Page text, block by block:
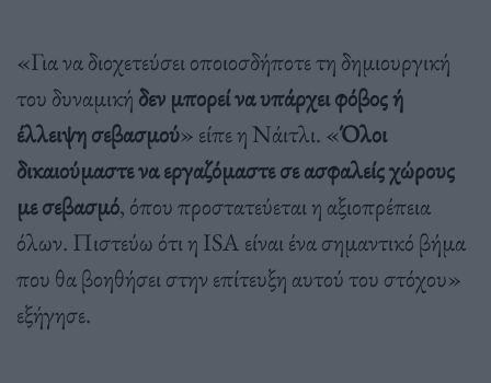
«Για να διοχετεύσει οποιοσδήποτε τη δημιουργική
του δυναμική δεν μπορεί να υπάρχει φόβος ή
έλλειψη σεβασμού» είπε η Νάιτλι. «Όλοι
δικαιούμαστε να εργαζόμαστε σε ασφαλείς χώρους
με σεβασμό, όπου προστατεύεται η αξιοπρέπεια
όλων. Πιστεύω ότι η ISA είναι ένα σημαντικό βήμα
που θα βοηθήσει στην επίτευξη αυτού του στόχου»
εξήγησε.